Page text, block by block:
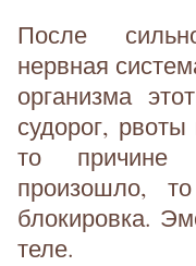
После
нервная
организма
судорог,
то причине
произошло,
блокировка.
теле.